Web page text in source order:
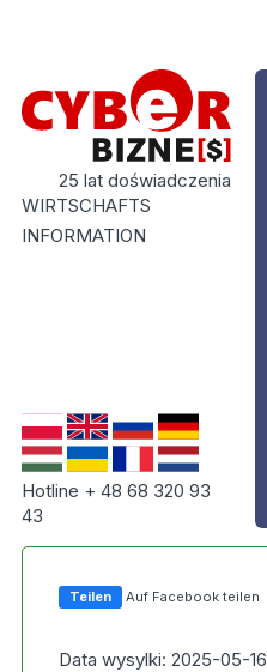
25 lat doświadczenia
WIRTSCHAFTS
INFORMATION
Hotline + 48 68 320 93
43
Teilen Auf Facebook teilen
Data wysylki: 2025-05-16